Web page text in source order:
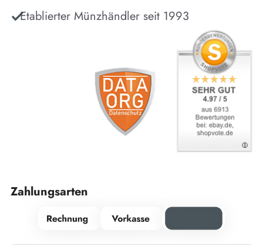
Etablierter Münzhändler seit 1993
Zahlungsarten